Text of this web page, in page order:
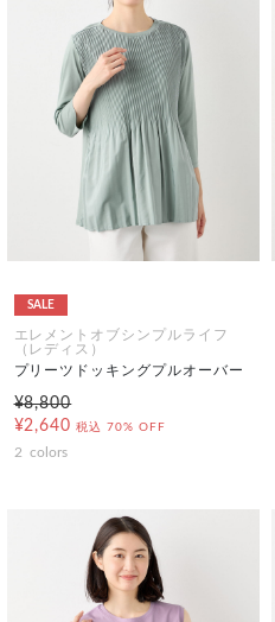
SALE
エレメントオブシンプルライフ
（レディス）
プリーツドッキングプルオーバー
¥8,800
¥2,640 税込 70% OFF
2 colors